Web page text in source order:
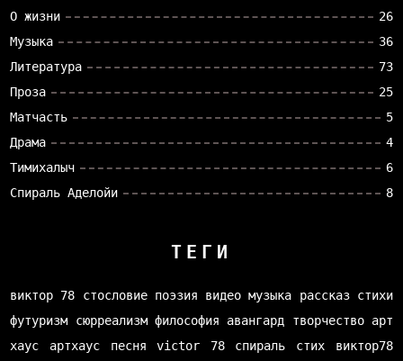
О жизни
26
Музыка
36
Литература
73
Проза
25
Матчасть
5
Драма
4
Тимихалыч
6
Спираль Аделойи
8
ТЕГИ
виктор 78 стословие поэзия видео музыка рассказ стихи
футуризм
сюрреализм философия авангард творчество арт
хаус
артхаус песня victor 78 спираль стих виктор78